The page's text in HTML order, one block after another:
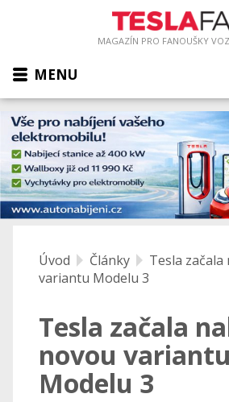
MAGAZÍN PRO FANOUŠKY
MENU
Úvod Články
Tesla
variantu Modelu 3
Tesla začala
novou variantu
Modelu 3